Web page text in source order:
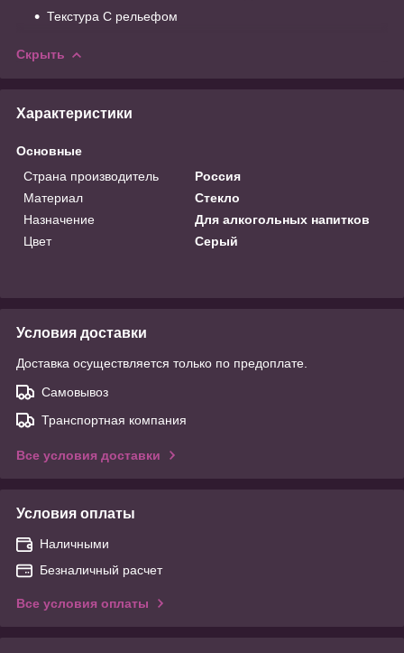
Текстура С рельефом
Скрыть
Характеристики
Основные
Страна производитель
Россия
Материал
Стекло
Назначение
Для алкогольных напитков
Цвет
Серый
Условия доставки
Доставка осуществляется только по предоплате.
Самовывоз
Транспортная компания
Все условия доставки
Условия оплаты
Наличными
Безналичный расчет
Все условия оплаты